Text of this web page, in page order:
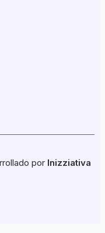
por Inizziativa